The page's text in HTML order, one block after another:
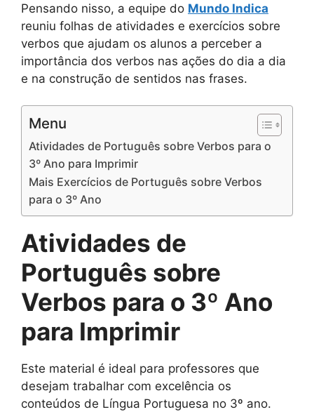
Pensando nisso, a equipe do Mundo Indica
reuniu folhas de atividades e exercícios sobre
verbos que ajudam os alunos a perceber a
importância dos verbos nas ações do dia a dia
e na construção de sentidos nas frases.
Menu
Atividades de Português sobre Verbos para o
3º Ano para Imprimir
Mais Exercícios de Português sobre Verbos
para o 3º Ano
Atividades de
Português sobre
Verbos para o 3º Ano
para Imprimir
Este material é ideal para professores que
desejam trabalhar com excelência os
conteúdos de Língua Portuguesa no 3º ano.